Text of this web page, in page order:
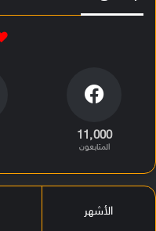
11٬000
المتابعون
الأشهر